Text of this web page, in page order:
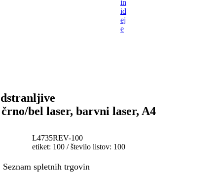
in
id
ej
e
bel laser, barvni laser, A4
L4735REV-100
etiket: 100 / število listov: 100